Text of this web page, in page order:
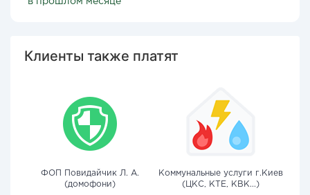
Клиенты также платят
ФОП Повидайчик Л. А.
(домофони)
Коммунальные услуги г.Киев
(ЦКС, КТЕ, КВК...)